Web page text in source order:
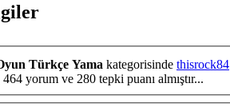
Türkçe Yama kategorisinde thisrock84
şimdiye dek 35,904 kez görüntülenmiş, 464 yorum ve 280 tepki puanı almıştır...